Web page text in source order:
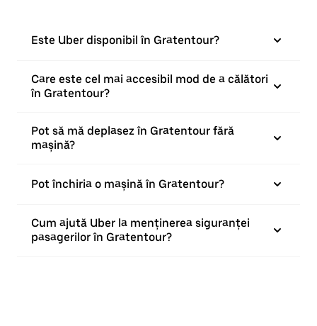
Este Uber disponibil în Gratentour?
Care este cel mai accesibil mod de a călători
în Gratentour?
Pot să mă deplasez în Gratentour fără
mașină?
Pot închiria o mașină în Gratentour?
Cum ajută Uber la menținerea siguranței
pasagerilor în Gratentour?